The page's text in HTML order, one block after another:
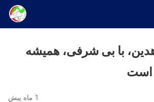
با بی شرفی، همیشه
است
1 ماه پیش